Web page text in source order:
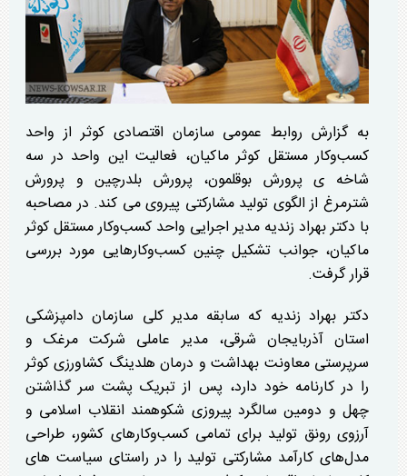
به گزارش روابط عمومی سازمان اقتصادی کوثر از واحد
کسب‌وکار مستقل کوثر ماکیان، فعالیت این واحد در سه
شاخه ی پرورش بوقلمون، پرورش بلدرچین و پرورش
شترمرغ از الگوی تولید مشارکتی پیروی می کند. در مصاحبه
با دکتر بهراد زندیه مدیر اجرایی واحد کسب‌وکار مستقل کوثر
ماکیان، جوانب تشکیل چنین کسب‌وکار‌هایی مورد بررسی
قرار گرفت.
دکتر بهراد زندیه که سابقه مدیر کلی سازمان دامپزشکی
استان آذربایجان شرقی، مدیر عاملی شرکت مرغک و
سرپرستی معاونت بهداشت و درمان هلدینگ کشاورزی کوثر
را در کارنامه خود دارد، پس از تبریک پشت سر گذاشتن
چهل و دومین سالگرد پیروزی شکوهمند انقلاب اسلامی و
آرزوی رونق تولید برای تمامی کسب‌وکار‌های کشور، طراحی
مدل‌های کارآمد مشارکتی تولید را در راستای سیاست های